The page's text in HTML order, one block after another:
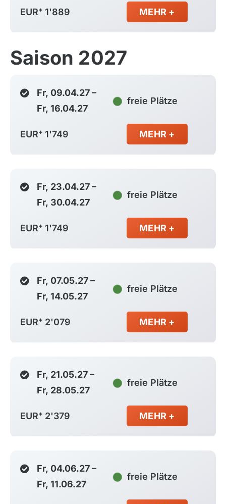
EUR⁺ 1'889 MEHR +
Saison 2027
Fr, 09.04.27 –
Fr, 16.04.27
freie Plätze
EUR⁺ 1'749 MEHR +
Fr, 23.04.27 –
Fr, 30.04.27
freie Plätze
EUR⁺ 1'749 MEHR +
Fr, 07.05.27 –
Fr, 14.05.27
freie Plätze
EUR⁺ 2'079 MEHR +
Fr, 21.05.27 –
Fr, 28.05.27
freie Plätze
EUR⁺ 2'379 MEHR +
Fr, 04.06.27 –
Fr, 11.06.27
freie Plätze